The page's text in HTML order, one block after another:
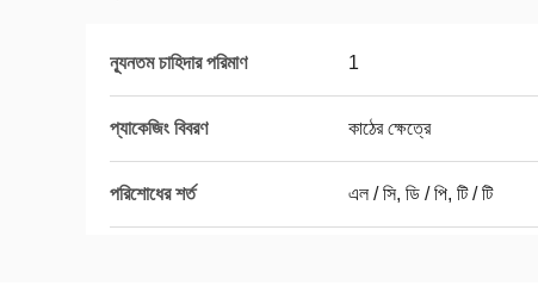
ন্যূনতম চাহিদার পরিমাণ 1
প্যাকেজিং বিবরণ কাঠের ক্ষেত্রে
পরিশোধের শর্ত এল / সি, ডি / পি, টি / টি